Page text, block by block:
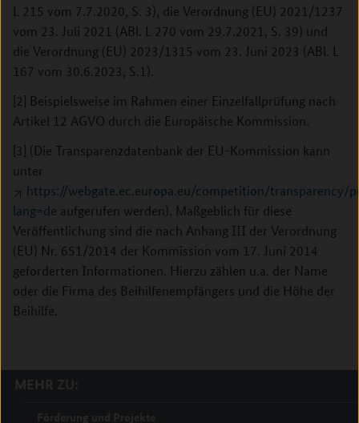
L 215 vom 7.7.2020, S. 3), die Verordnung (EU) 2021/1237
vom 23. Juli 2021 (ABl. L 270 vom 29.7.2021, S. 39) und
die Verordnung (EU) 2023/1315 vom 23. Juni 2023 (ABl. L
167 vom 30.6.2023, S.1).
[2] Beispielsweise im Rahmen einer Einzelfallprüfung nach
Artikel 12 AGVO durch die Europäische Kommission.
[3] (Die Transparenzdatenbank der EU-Kommission kann
unter
https://webgate.ec.europa.eu/competition/transparency/
lang=de aufgerufen werden). Maßgeblich für diese
Veröffentlichung sind die nach Anhang III der Verordnung
(EU) Nr. 651/2014 der Kommission vom 17. Juni 2014
geforderten Informationen. Hierzu zählen u.a. der Name
oder die Firma des Beihilfenempfängers und die Höhe der
Beihilfe.